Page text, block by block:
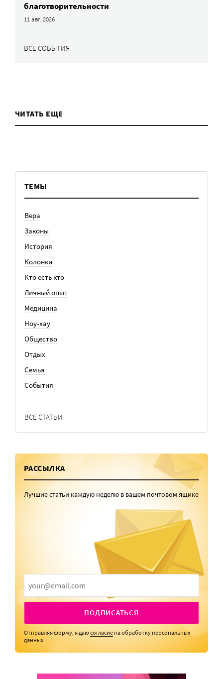
благотворительности
11 авг. 2026
ВСЕ СОБЫТИЯ
ЧИТАТЬ ЕЩЕ
ТЕМЫ
Вера
Законы
История
Колонки
Кто есть кто
Личный опыт
Медицина
Ноу-хау
Общество
Отдых
Семья
События
ВСЕ СТАТЬИ
РАССЫЛКА
Лучшие статьи каждую неделю в вашем почтовом ящике
ПОДПИСАТЬСЯ
Отправляя форму, я даюсогласие на обработку персональных
данных